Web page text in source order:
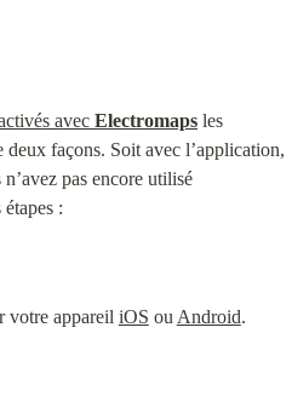
avec Electromaps les
deux façons. Soit avec l’application,
:
votre appareil iOS ou Android.